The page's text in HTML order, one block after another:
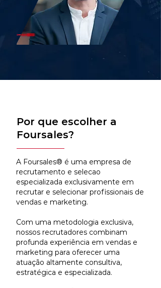
Por que escolher a
Foursales?
A Foursales® é uma empresa de
recrutamento e selecao
especializada exclusivamente em
recrutar e selecionar profissionais de
vendas e marketing.
Com uma metodologia exclusiva,
nossos recrutadores combinam
profunda experiência em vendas e
marketing para oferecer uma
atuação altamente consultiva,
estratégica e especializada.